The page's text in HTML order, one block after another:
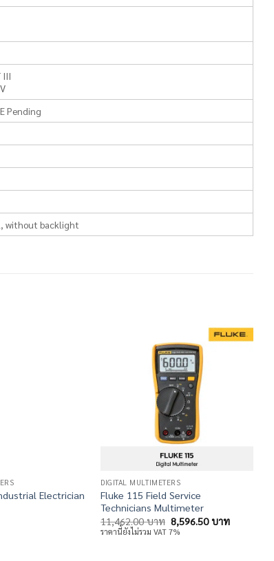
III
Pending
without backlight
Electrician
DIGITAL MULTIMETERS
Fluke 115 Field Service
Technicians Multimeter
11,462.00บาท Original
price
8,596.50บาทCurrent
ราคานี้ยังไม่รวม VAT 7%